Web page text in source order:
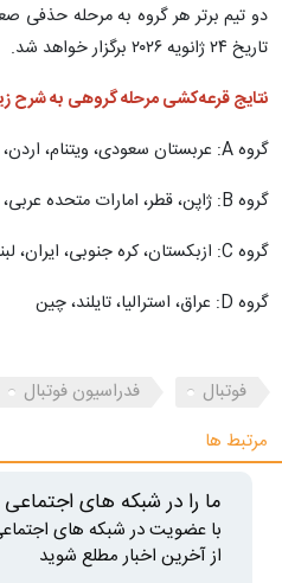
دو تیم برتر هر گروه به مرحله حذفی
تاریخ ۲۴ ژانویه ۲۰۲۶ برگزار خواهد شد.
نتایج قرعه‌کشی مرحله گروهی به شرح
گروه A: عربستان سعودی، ویتنام، اردن، جمهوری قرقیزستان
گروه B: ژاپن، قطر، امارات متحده عربی، سوریه
گروه C: ازبکستان، کره جنوبی، ایران، لبنان
گروه D: عراق، استرالیا، تایلند، چین
فوتبال
فدراسیون فوتبال
مرتبط ها
ما را در شبکه های اجتماعی
با عضویت در شبکه های
از آخرین اخبار مطلع شوید